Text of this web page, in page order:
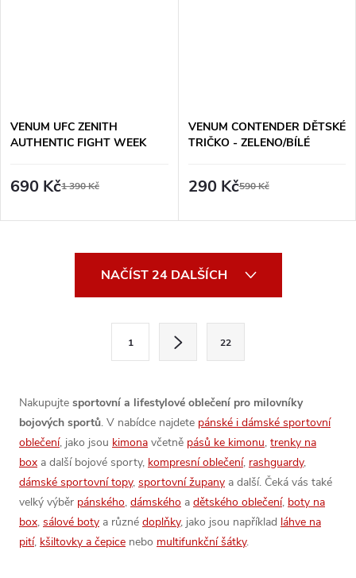
VENUM UFC ZENITH
AUTHENTIC FIGHT WEEK
690 Kč1 390 Kč
VENUM CONTENDER DĚTSKÉ
TRIČKO - ZELENO/BÍLÉ
290 Kč590 Kč
d
a
c
í
p
r
NAČÍST 24 DALŠÍCH
á
n
k
o
v
á
n
í
1 22
Nakupujte sportovní a lifestylové oblečení pro milovníky
bojových sportů. V nabídce najdete pánské i dámské sportovní
oblečení, jako jsou kimona včetně pásů ke kimonu, trenky na
box a další bojové sporty, kompresní oblečení, rashguardy,
dámské sportovní topy, sportovní župany a další. Čeká vás také
velký výběr pánského, dámského a dětského oblečení, boty na
box, sálové boty a různé doplňky, jako jsou například láhve na
pití, kšiltovky a čepice nebo multifunkční šátky.